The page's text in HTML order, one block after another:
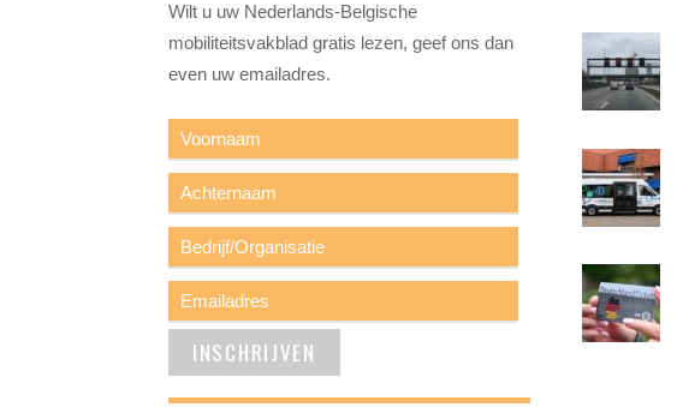
Wilt u uw Nederlands-Belgische
mobiliteitsvakblad gratis lezen, geef ons dan
even uw emailadres.